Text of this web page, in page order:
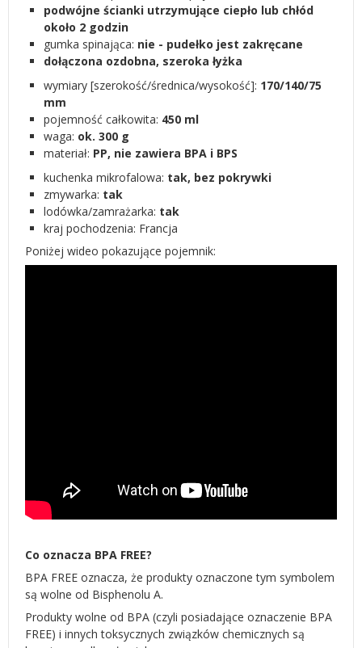
podwójne ścianki utrzymujące ciepło lub chłód
około 2 godzin
gumka spinająca: nie - pudełko jest zakręcane
dołączona ozdobna, szeroka łyżka
wymiary [szerokość/średnica/wysokość]: 170/140/75
mm
pojemność całkowita: 450 ml
waga: ok. 300 g
materiał: PP, nie zawiera BPA i BPS
kuchenka mikrofalowa: tak, bez pokrywki
zmywarka: tak
lodówka/zamrażarka: tak
kraj pochodzenia: Francja
Poniżej wideo pokazujące pojemnik:
Co oznacza BPA FREE?
BPA FREE oznacza, że produkty oznaczone tym symbolem
są wolne od Bisphenolu A.
Produkty wolne od BPA (czyli posiadające oznaczenie BPA
FREE) i innych toksycznych związków chemicznych są